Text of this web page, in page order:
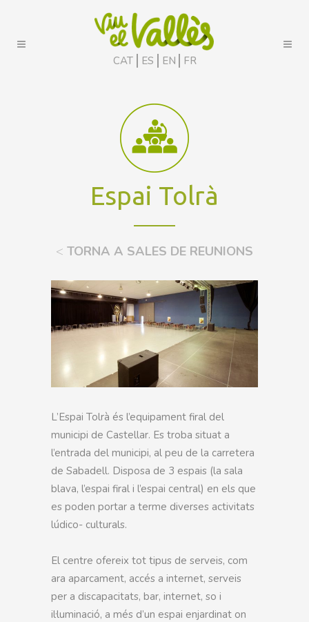
CAT ES EN FR
Espai Tolrà
< TORNA A SALES DE REUNIONS
L’Espai Tolrà és l’equipament firal del
municipi de Castellar. Es troba situat a
l’entrada del municipi, al peu de la carretera
de Sabadell. Disposa de 3 espais (la sala
blava, l’espai firal i l’espai central) en els que
es poden portar a terme diverses activitats
lúdico- culturals.
El centre ofereix tot tipus de serveis, com
ara aparcament, accés a internet, serveis
per a discapacitats, bar, internet, so i
il·luminació, a més d’un espai enjardinat on